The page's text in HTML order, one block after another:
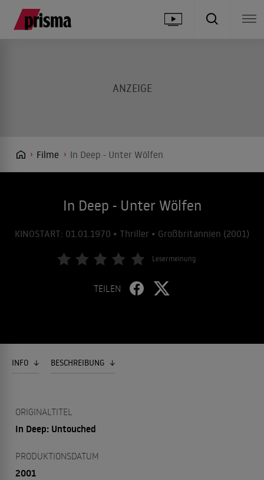
Filme In Deep - Unter Wölfen
In Deep - Unter Wölfen
KINOSTART: 01.01.1970 • Thriller • Großbritannien (2001)
Lesermeinung
TEILEN
INFO BESCHREIBUNG
ORIGINALTITEL
In Deep: Untouched
PRODUKTIONSDATUM
2001